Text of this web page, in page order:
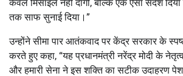
केवल मिसाइलें नहीं दागीं, बल्कि एक ऐसा संदेश
तक साफ सुनाई दिया।”
उन्होंने सीमा पार आतंकवाद पर केंद्र सरकार के
करते हुए कहा, “यह प्रधानमंत्री नरेंद्र मोदी के
और हमारी सेना ने इस शक्ति का सटीक उदाहरण